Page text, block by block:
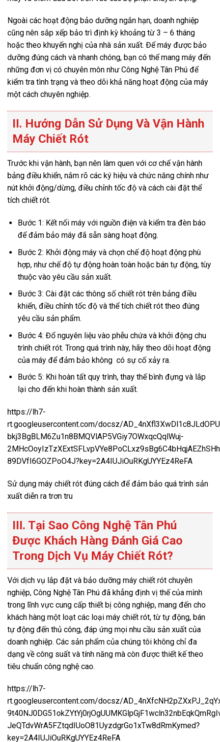
Ngoài các hoạt động bảo dưỡng ngắn hạn, doanh nghiệp
cũng nên sắp xếp bảo trì định kỳ khoảng từ 3 – 6 tháng
hoặc theo khuyến nghị của nhà sản xuất. Để máy được bảo
dưỡng đúng cách và nhanh chóng, bạn có thể mang máy đến
những đơn vị có chuyên môn như Công Nghệ Tân Phú để
kiểm tra tình trạng và theo dõi khả năng hoạt động của máy
một cách chuyên nghiệp.
II. Hướng Dẫn Sử Dụng Và Vận Hành
Máy Chiết Rót
Trước khi vận hành, bạn nên làm quen với cơ chế vận hành
bảng điều khiển, nắm rõ các ký hiệu và chức năng chính như
nút khởi động/dừng, điều chỉnh tốc độ và cách cài đặt thể
tích chiết rót.
Bước 1: Kết nối máy với nguồn điện và kiểm tra đèn báo
để đảm bảo máy đã sẵn sàng hoạt động.
Bước 2: Khởi động máy và chọn chế độ hoạt động phù
hợp, như chế độ tự động hoàn toàn hoặc bán tự động, tùy
thuộc vào yêu cầu sản xuất.
Bước 3: Cài đặt các thông số chiết rót trên bảng điều
khiển, điều chỉnh tốc độ và thể tích chiết rót theo đúng
yêu cầu sản phẩm.
Bước 4: Đổ nguyên liệu vào phễu chứa và khởi động chu
trình chiết rót. Trong quá trình này, hãy theo dõi hoạt động
của máy để đảm bảo không có sự cố xảy ra.
Bước 5: Khi hoàn tất quy trình, thay thế bình đựng và lắp
lại cho đến khi hoàn thành sản xuất.
https://lh7-
rt.googleusercontent.com/docsz/
bkj3BgBLM6Zu1n8BMQVlAP5VGiy7OWxqcQqlWuj-
89DVfI6GOZPoO4J?key=2A4IUJiOuRKgUYYEz4ReFA
Sử dụng máy chiết rót đúng cách để đảm bảo quá trình sản
xuất diễn ra trơn tru
III. Tại Sao Công Nghệ Tân Phú
Được Khách Hàng Đánh Giá Cao
Trong Dịch Vụ Máy Chiết Rót?
Với dịch vụ lắp đặt và bảo dưỡng máy chiết rót chuyên
nghiệp, Công Nghệ Tân Phú đã khẳng định vị thế của mình
trong lĩnh vực cung cấp thiết bị công nghiệp, mang đến cho
khách hàng một loạt các loại máy chiết rót, từ tự động, bán
tự động đến thủ công, đáp ứng mọi nhu cầu sản xuất của
doanh nghiệp. Các sản phẩm của chúng tôi không chỉ đa
dạng về công suất và tính năng mà còn được thiết kế theo
tiêu chuẩn công nghệ cao.
https://lh7-
rt.googleusercontent.com/docsz/
JeQTdvWrA5FZtqdIUoO81UyzdgrGo1xTw8dRmKymed?
key=2A4IUJiOuRKgUYYEz4ReFA